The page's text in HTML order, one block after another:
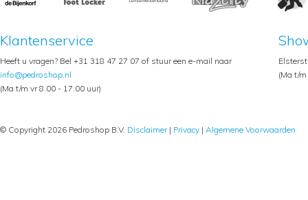
Klantenservice
Heeft u vragen? Bel +31 318 47 27 07 of stuur een e-mail naar
info@pedroshop.nl
(Ma t/m vr 8.00 - 17.00 uur)
(Ma t/
© Copyright 2026 Pedroshop B.V. Disclaimer| Privacy | Algemene Voorwaarden